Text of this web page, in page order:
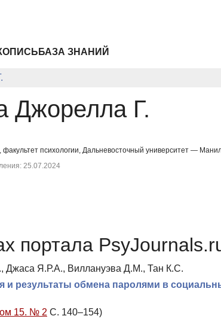
БАЗА ЗНАНИЙ
Джорелла Г.
факультет психологии, Дальневосточный университет —
25.07.2024
портала
Джаса Я.Р.А., Виллануэва Д.М., Тан К.С.
и результаты обмена паролями в
15. № 2 С. 140–154)